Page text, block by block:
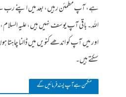
ہے، آپ مطمئن رہیں، بعد میں اپنے رب
اللہ۔ باقی آپ یوسف نہیں ہیں، علیہ
اور میں آپ کو اندھے کنویں میں ڈالنا
سکتے ہیں۔
مکمن ہےآپ پسند فرمائیں گے